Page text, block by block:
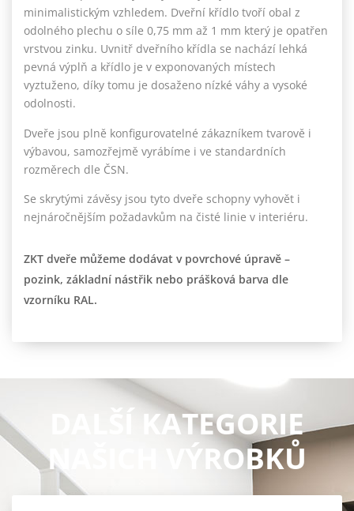
minimalistickým vzhledem. Dveřní křídlo tvoří obal z
odolného plechu o síle 0,75 mm až 1 mm který je opatřen
vrstvou zinku. Uvnitř dveřního křídla se nachází lehká
pevná výplň a křídlo je v exponovaných místech
vyztuženo, díky tomu je dosaženo nízké váhy a vysoké
odolnosti.
Dveře jsou plně konfigurovatelné zákazníkem tvarově i
výbavou, samozřejmě vyrábíme i ve standardních
rozměrech dle ČSN.
Se skrytými závěsy jsou tyto dveře schopny vyhovět i
nejnáročnějším požadavkům na čisté linie v interiéru.
ZKT dveře můžeme dodávat v povrchové úpravě –
pozink, základní nástřik nebo prášková barva dle
vzorníku RAL.
DALŠÍ KATEGORIE
NAŠICH VÝROBKŮ